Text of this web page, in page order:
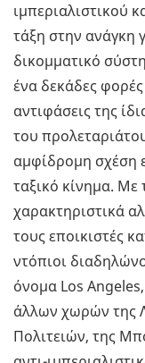
ιμπεριαλιστικού
τάξη στην ανάγκη
δικομματικό
ένα δεκάδες
αντιφάσεις της
του
αμφίδρομη σχέση
ταξικό κίνημα. Με
χαρακτηριστικά
τους εποικιστές
ντόπιοι
όνομα Los
άλλων χωρών της
Πολιτειών, της